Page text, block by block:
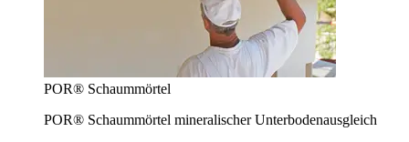
POR® Schaummörtel
POR® Schaummörtel mineralischer Unterbodenausgleich